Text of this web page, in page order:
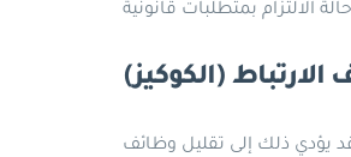
(الكوكيز)
يؤدي ذلك إلى تقليل وظائف